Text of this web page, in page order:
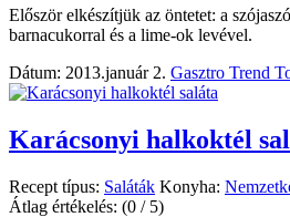
Először elkészítjük az öntetet: a
barnacukorral és a lime-ok levével.
Dátum: 2013.január 2. Gasztro Trend
Karácsonyi halkoktél
Recept típus: Saláták Konyha:
Átlag értékelés: (0 / 5)